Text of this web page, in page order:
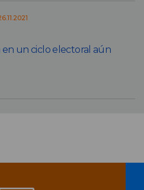
en un ciclo electoral aún